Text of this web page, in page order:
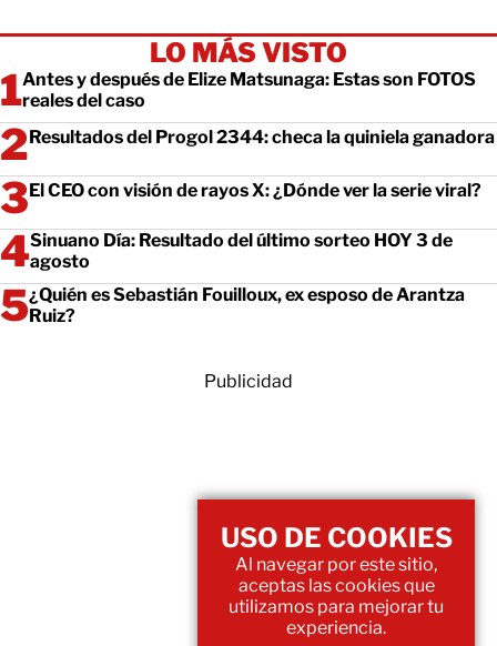
LO MÁS VISTO
Antes y después de Elize Matsunaga: Estas son FOTOS
reales del caso
Resultados del Progol 2344: checa la quiniela ganadora
El CEO con visión de rayos X: ¿Dónde ver la serie viral?
Sinuano Día: Resultado del último sorteo HOY 3 de
agosto
¿Quién es Sebastián Fouilloux, ex esposo de Arantza
Ruiz?
Publicidad
USO DE COOKIES
Al navegar por este sitio,
aceptas las cookies que
utilizamos para mejorar tu
experiencia.